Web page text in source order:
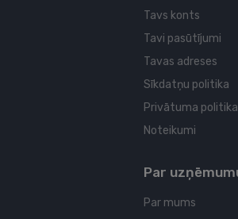
Tavs konts
Tavi pasūtījumi
Tavas adreses
Sīkdatņu politika
Privātuma politika
Noteikumi
Par
Par mums